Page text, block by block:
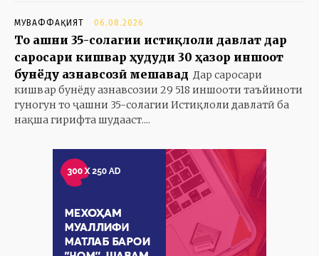
МУВАФФАҚИЯТ 06.08.2026
То ҷашни 35-солагии истиқлоли давлат дар
саросари кишвар ҳудуди 30 ҳазор иншоот
бунёду азнавсозӣ мешавад Дар саросари
кишвар бунёду азнавсозии 29 518 иншооти таъйиноти
гуногун то ҷашни 35-солагии Истиқлоли давлатӣ ба
нақша гирифта шудааст....